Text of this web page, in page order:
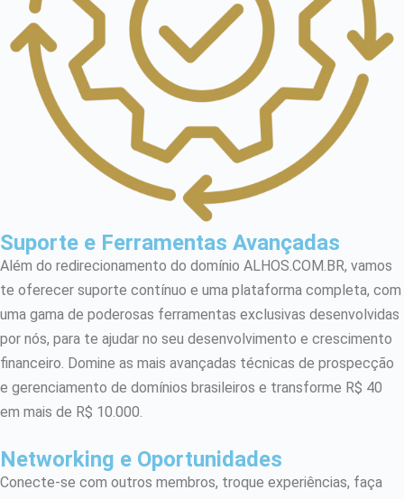
Suporte e Ferramentas Avançadas
Além do redirecionamento do domínio ALHOS.COM.BR, vamos
te oferecer suporte contínuo e uma plataforma completa, com
uma gama de poderosas ferramentas exclusivas desenvolvidas
por nós, para te ajudar no seu desenvolvimento e crescimento
financeiro. Domine as mais avançadas técnicas de prospecção
e gerenciamento de domínios brasileiros e transforme R$ 40
em mais de R$ 10.000.
Networking e Oportunidades
Conecte-se com outros membros, troque experiências, faça